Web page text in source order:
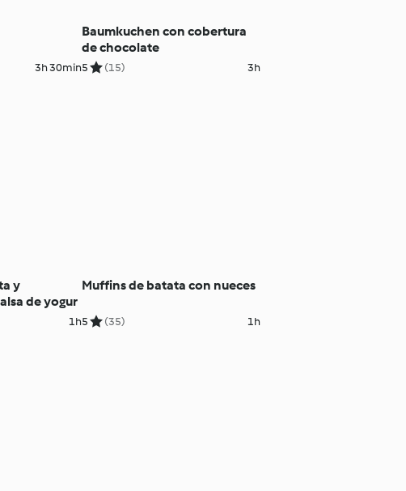
3h 30min
Baumkuchen con cobertura
de chocolate
5 (15) 3h
y
de yogur
1h
Muffins de batata con nueces
5 (35) 1h